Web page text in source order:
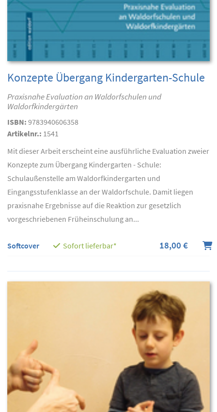
Konzepte Übergang Kindergarten-Schule
Praxisnahe Evaluation an Waldorfschulen und
Waldorfkindergärten
ISBN: 9783940606358
Artikelnr.: 1541
Mit dieser Arbeit erscheint eine ausführliche Evaluation zweier
Konzepte zum Übergang Kindergarten - Schule:
Schulaußenstelle am Waldorfkindergarten und
Eingangsstufenklasse an der Waldorfschule. Damit liegen
praxisnahe Ergebnisse auf die Reaktion zur gesetzlich
vorgeschriebenen Früheinschulung an...
Softcover Sofort lieferbar* 18,00 €